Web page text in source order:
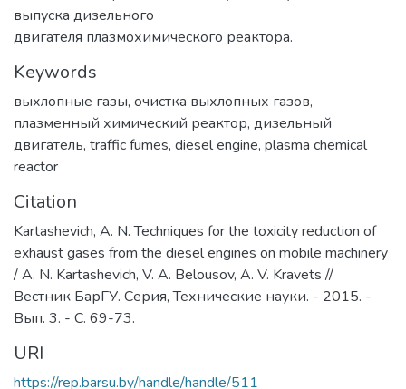
выпуска дизельного
двигателя плазмохимического реактора.
Keywords
выхлопные газы, очистка выхлопных газов,
плазменный химический реактор, дизельный
двигатель, traffic fumes, diesel engine, plasma chemical
reactor
Citation
Kartashevich, A. N. Techniques for the toxicity reduction of
exhaust gases from the diesel engines on mobile machinery
/ A. N. Kartashevich, V. A. Belousov, A. V. Kravets //
Вестник БарГУ. Серия, Технические науки. - 2015. -
Вып. 3. - С. 69-73.
URI
https://rep.barsu.by/handle/handle/511